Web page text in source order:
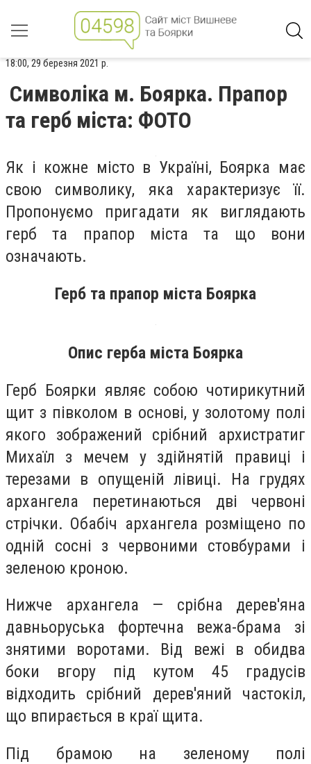
18:00, 29 березня 2021 р.
Символіка м. Боярка. Прапор
та герб міста: ФОТО
Як і кожне місто в Україні, Боярка має
свою символику, яка характеризує її.
Пропонуємо пригадати як виглядають
герб та прапор міста та що вони
означають.
Герб та прапор міста Боярка
Опис герба міста Боярка
Герб Боярки являє собою чотирикутний
щит з півколом в основі, у золотому полі
якого зображений срібний архистратиг
Михаїл з мечем у здійнятій правиці і
терезами в опущеній лівиці. На грудях
архангела перетинаються дві червоні
стрічки. Обабіч архангела розміщено по
одній сосні з червоними стовбурами і
зеленою кроною.
Нижче архангела — срібна дерев'яна
давньоруська фортечна вежа-брама зі
знятими воротами. Від вежі в обидва
боки вгору під кутом 45 градусів
відходить срібний дерев'яний частокіл,
що впирається в краї щита.
Під брамою на зеленому полі